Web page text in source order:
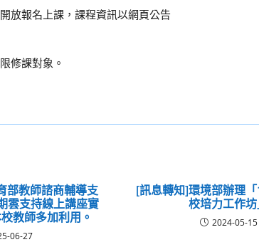
放報名上課，課程資訊以網頁公告
修課對象。
部教師諮商輔導支
雲支持線上講座實
教師多加利用。
06-27
[訊息轉知]環境部辦理
校培力工作坊
2024-05-15